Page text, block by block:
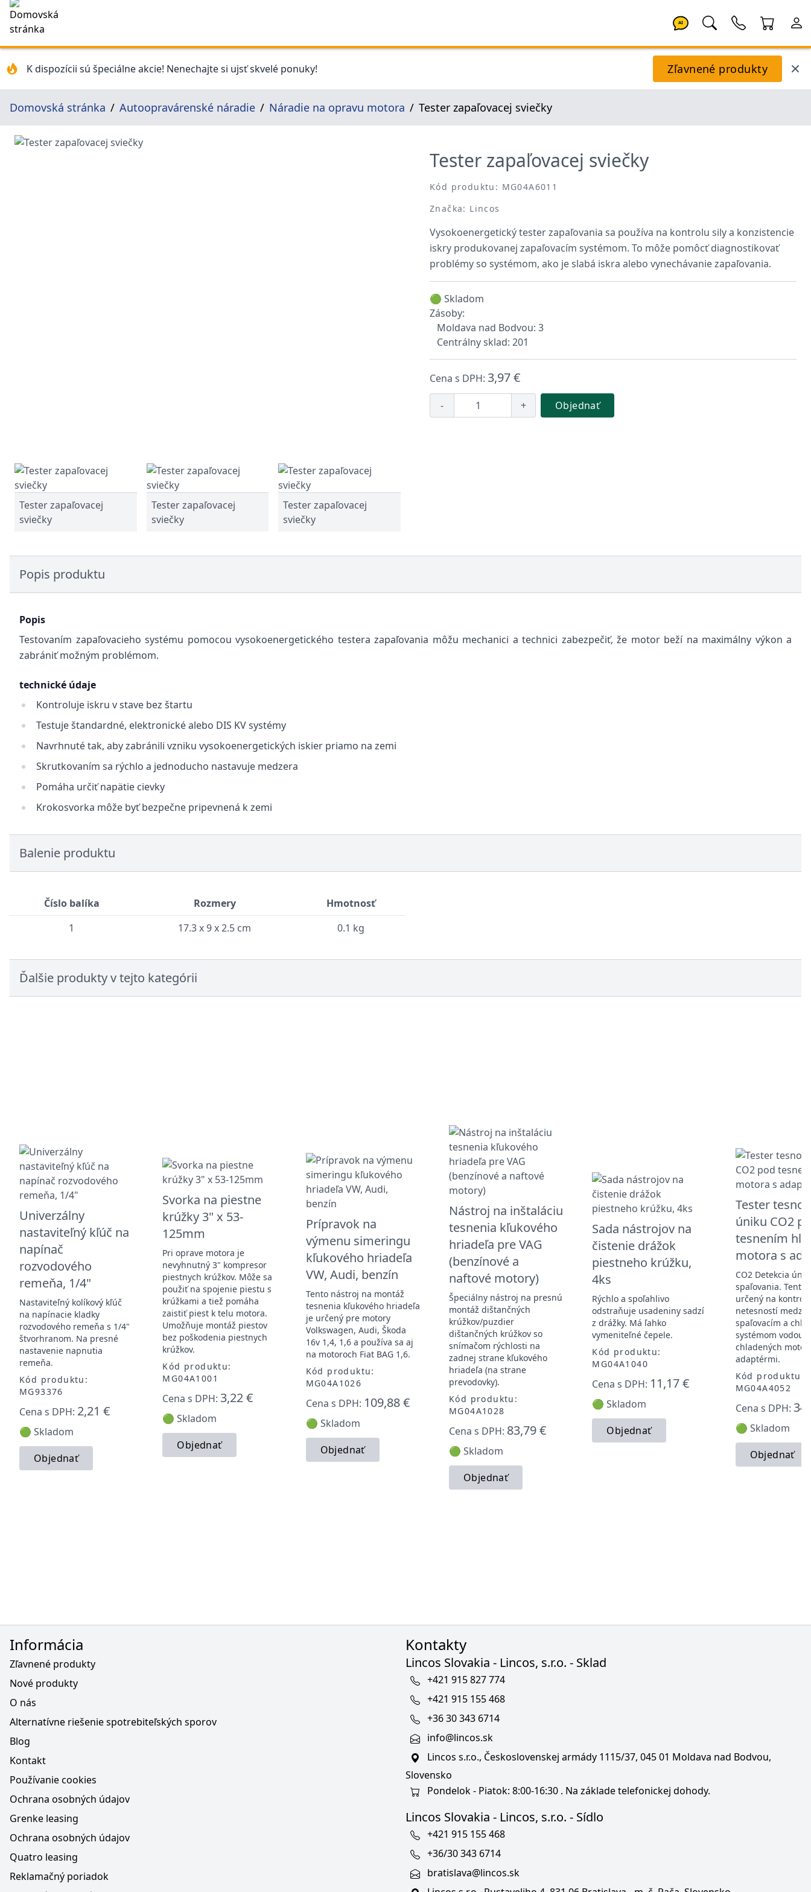
AI
K dispozícii sú špeciálne akcie! Nenechajte si ujsť skvelé ponuky! Zľavnené produkty
Domovská stránka Autoopravárenské náradie Náradie na opravu motora Tester zapaľovacej sviečky
Tester zapaľovacej sviečky
Kód produktu: MG04A6011
Značka: Lincos
Vysokoenergetický tester zapaľovania sa používa na kontrolu sily a konzistencie
iskry produkovanej zapaľovacím systémom. To môže pomôcť diagnostikovať
problémy so systémom, ako je slabá iskra alebo vynechávanie zapaľovania.
🟢 Skladom
Zásoby:
Moldava nad Bodvou: 3
Centrálny sklad: 201
Cena s DPH: 3,97 €
- + Objednať
Tester zapaľovacej
sviečky
Tester zapaľovacej
sviečky
Tester zapaľovacej
sviečky
Popis produktu
Popis
Testovaním zapaľovacieho systému pomocou vysokoenergetického testera zapaľovania môžu mechanici a technici zabezpečiť, že motor beží na maximálny výkon a
zabrániť možným problémom.
technické údaje
Kontroluje iskru v stave bez štartu
Testuje štandardné, elektronické alebo DIS KV systémy
Navrhnuté tak, aby zabránili vzniku vysokoenergetických iskier priamo na zemi
Skrutkovaním sa rýchlo a jednoducho nastavuje medzera
Pomáha určiť napätie cievky
Krokosvorka môže byť bezpečne pripevnená k zemi
Balenie produktu
Číslo balíka Rozmery
Hmotnosť
1
17.3 x 9 x 2.5 cm 0.1 kg
Ďalšie produkty v tejto kategórii
Univerzálny
nastaviteľný kľúč na
napínač
rozvodového
remeňa, 1/4"
Nastaviteľný kolíkový kľúč
na napínacie kladky
rozvodového remeňa s 1/4"
štvorhranom. Na presné
nastavenie napnutia
remeňa.
Kód produktu:
MG93376
Cena s DPH: 2,21 €
🟢 Skladom
Objednať
Svorka na piestne
krúžky 3" x 53-
125mm
Pri oprave motora je
nevyhnutný 3" kompresor
piestnych krúžkov. Môže sa
použiť na spojenie piestu s
krúžkami a tiež pomáha
zaistiť piest k telu motora.
Umožňuje montáž piestov
bez poškodenia piestnych
krúžkov.
Kód produktu:
MG04A1001
Cena s DPH: 3,22 €
🟢 Skladom
Objednať
Prípravok na
výmenu simeringu
kľukového hriadeľa
VW, Audi, benzín
Tento nástroj na montáž
tesnenia kľukového hriadeľa
je určený pre motory
Volkswagen, Audi, Škoda
16v 1,4, 1,6 a používa sa aj
na motoroch Fiat BAG 1,6.
Kód produktu:
MG04A1026
Cena s DPH: 109,88 €
🟢 Skladom
Objednať
Nástroj na inštaláciu
tesnenia kľukového
hriadeľa pre VAG
(benzínové a
naftové motory)
Špeciálny nástroj na presnú
montáž dištančných
krúžkov/puzdier
dištančných krúžkov so
snímačom rýchlosti na
zadnej strane kľukového
hriadeľa (na strane
prevodovky).
Kód produktu:
MG04A1028
Cena s DPH: 83,79 €
🟢 Skladom
Objednať
Sada nástrojov na
čistenie drážok
piestneho krúžku,
4ks
Rýchlo a spoľahlivo
odstraňuje usadeniny sadzí
z drážky. Má ľahko
vymeniteľné čepele.
Kód produktu:
MG04A1040
Cena s DPH: 11,17 €
🟢 Skladom
Objednať
Tester
úniku CO2
tesnením
motora s
CO2 Detekcia
spaľovania. Tento
určený na
netesností medzi
spaľovacím a
systémom vodou
chladených
adaptérmi.
Kód produktu:
MG04A4052
Cena s DPH:
🟢 Skladom
Objednať
Informácia
Zľavnené produkty
Nové produkty
O nás
Alternatívne riešenie spotrebiteľských sporov
Blog
Kontakt
Používanie cookies
Ochrana osobných údajov
Grenke leasing
Ochrana osobných údajov
Quatro leasing
Reklamačný poriadok
Kontakty
Lincos Slovakia - Lincos, s.r.o. - Sklad
+421 915 827 774
+421 915 155 468
+36 30 343 6714
info@lincos.sk
Lincos s.r.o., Československej armády 1115/37, 045 01 Moldava nad Bodvou,
Slovensko
Pondelok - Piatok: 8:00-16:30 . Na základe telefonickej dohody.
Lincos Slovakia - Lincos, s.r.o. - Sídlo
+421 915 155 468
+36/30 343 6714
bratislava@lincos.sk